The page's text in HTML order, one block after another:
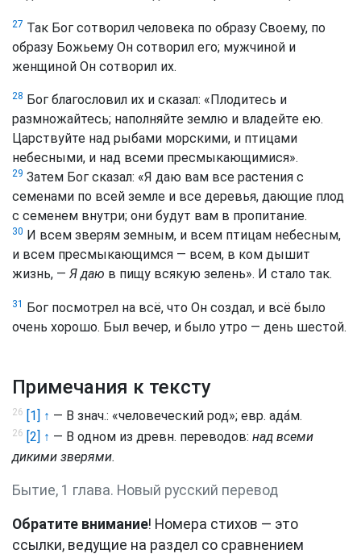
27 Так Бог сотворил человека по образу Своему, по
образу Божьему Он сотворил его; мужчиной и
женщиной Он сотворил их.
28 Бог благословил их и сказал: «Плодитесь и
размножайтесь; наполняйте землю и владейте ею.
Царствуйте над рыбами морскими, и птицами
небесными, и над всеми пресмыкающимися».
29 Затем Бог сказал: «Я даю вам все растения с
семенами по всей земле и все деревья, дающие плод
с семенем внутри; они будут вам в пропитание.
30 И всем зверям земным, и всем птицам небесным,
и всем пресмыкающимся — всем, в ком дышит
жизнь, — Я даю в пищу всякую зелень». И стало так.
31 Бог посмотрел на всё, что Он создал, и всё было
очень хорошо. Был вечер, и было утро — день шестой.
Примечания к тексту
26 [1] ↑ — В знач.: «человеческий род»; евр. ада́м.
26 [2] ↑ — В одном из древн. переводов: над всеми
дикими зверями.
Бытие, 1 глава. Новый русский перевод
Обратите внимание! Номера стихов — это
ссылки, ведущие на раздел со сравнением